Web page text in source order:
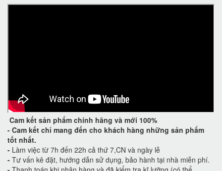
Cam kết sản phẩm chính hãng và mới 100%
- Cam kết chỉ mang đến cho khách hàng những sản phẩm
tốt nhất.
- Làm việc từ 7h đến 22h cả thứ 7,CN và ngày lễ
- Tư vấn kê đặt, hướng dẫn sử dụng, bảo hành tại nhà miễn phí.